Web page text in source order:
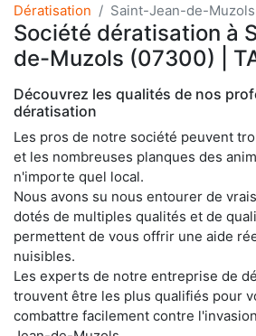
Dératisation Saint-Jean-de-
Société dératisation à
de-Muzols (07300) |
Découvrez les qualités de nos
dératisation
Les pros de notre société peuvent
et les nombreuses planques des
n'importe quel local.
Nous avons su nous entourer de
dotés de multiples qualités et de
permettent de vous offrir une aide
nuisibles.
Les experts de notre entreprise de
trouvent être les plus qualifiés pour
combattre facilement contre